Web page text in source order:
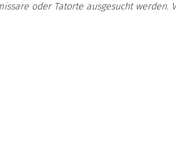
oder Tatorte ausgesucht werden.